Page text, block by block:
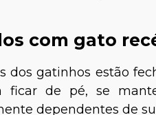
com gato
dos gatinhos estão
ficar de pé, se
dependentes de